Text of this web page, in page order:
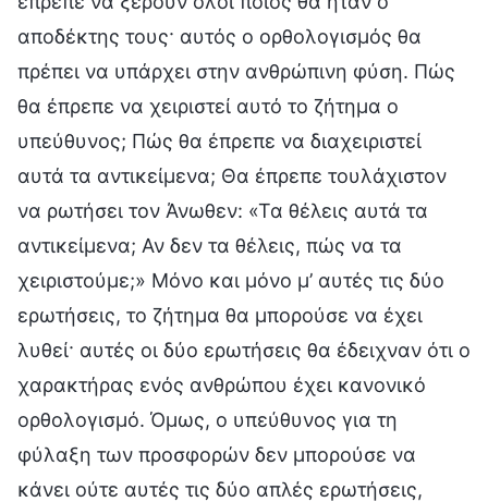
αποδέκτης τους· αυτός ο ορθολογισμός θα
πρέπει να υπάρχει στην ανθρώπινη φύση. Πώς
θα έπρεπε να χειριστεί αυτό το ζήτημα ο
υπεύθυνος; Πώς θα έπρεπε να διαχειριστεί
αυτά τα αντικείμενα; Θα έπρεπε τουλάχιστον
να ρωτήσει τον Άνωθεν: «Τα θέλεις αυτά τα
αντικείμενα; Αν δεν τα θέλεις, πώς να τα
χειριστούμε;» Μόνο και μόνο μ’ αυτές τις δύο
ερωτήσεις, το ζήτημα θα μπορούσε να έχει
λυθεί· αυτές οι δύο ερωτήσεις θα έδειχναν ότι ο
χαρακτήρας ενός ανθρώπου έχει κανονικό
ορθολογισμό. Όμως, ο υπεύθυνος για τη
φύλαξη των προσφορών δεν μπορούσε να
κάνει ούτε αυτές τις δύο απλές ερωτήσεις,